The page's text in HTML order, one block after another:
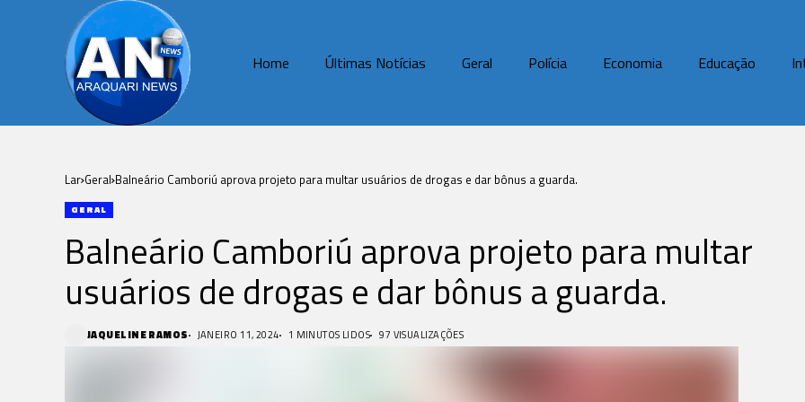
Home Últimas Notícias Geral Polícia Economia Educação
Lar Geral Balneário Camboriú aprova projeto para multar usuários de drogas e dar bônus a guarda.
GERAL
Balneário Camboriú aprova projeto para multar
usuários de drogas e dar bônus a guarda.
JAQUELINE RAMOS JANEIRO 11, 2024 1 MINUTOS LIDOS 97 VISUALIZAÇÕES